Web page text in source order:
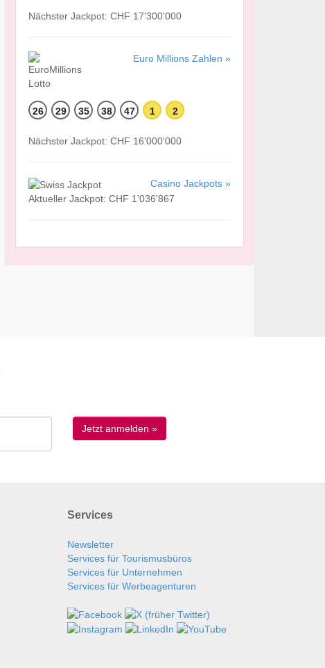
Nächster Jackpot: CHF 17'300'000
Euro Millions Zahlen »
26 29 35 38 47 1 2
Nächster Jackpot: CHF 16'000'000
Casino Jackpots »
Aktueller Jackpot: CHF 1'036'867
Services
Newsletter
Services für Tourismusbüros
Services für Unternehmen
Services für Werbeagenturen